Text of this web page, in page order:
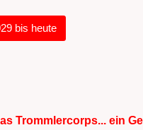
bis heute
Trommlercorps... ein